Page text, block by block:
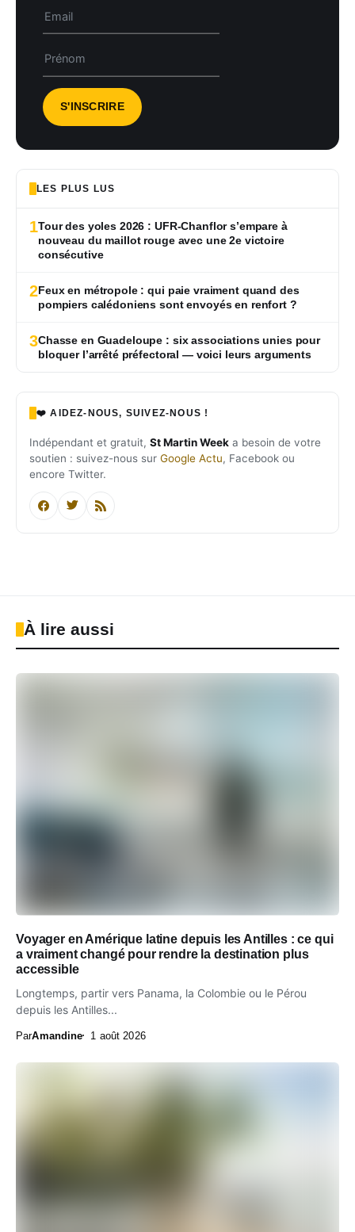
LES PLUS LUS
1Tour des yoles 2026 : UFR-Chanflor s’empare à
nouveau du maillot rouge avec une 2e victoire
consécutive
2Feux en métropole : qui paie vraiment quand des
pompiers calédoniens sont envoyés en renfort ?
3Chasse en Guadeloupe : six associations unies pour
bloquer l’arrêté préfectoral — voici leurs arguments
❤️ AIDEZ-NOUS, SUIVEZ-NOUS !
Indépendant et gratuit, St Martin Week a besoin de votre
soutien : suivez-nous sur Google Actu, Facebook ou
encore Twitter.
À lire aussi
Voyager en Amérique latine depuis les Antilles : ce qui
a vraiment changé pour rendre la destination plus
accessible
Longtemps, partir vers Panama, la Colombie ou le Pérou
depuis les Antilles...
ParAmandine 1 août 2026